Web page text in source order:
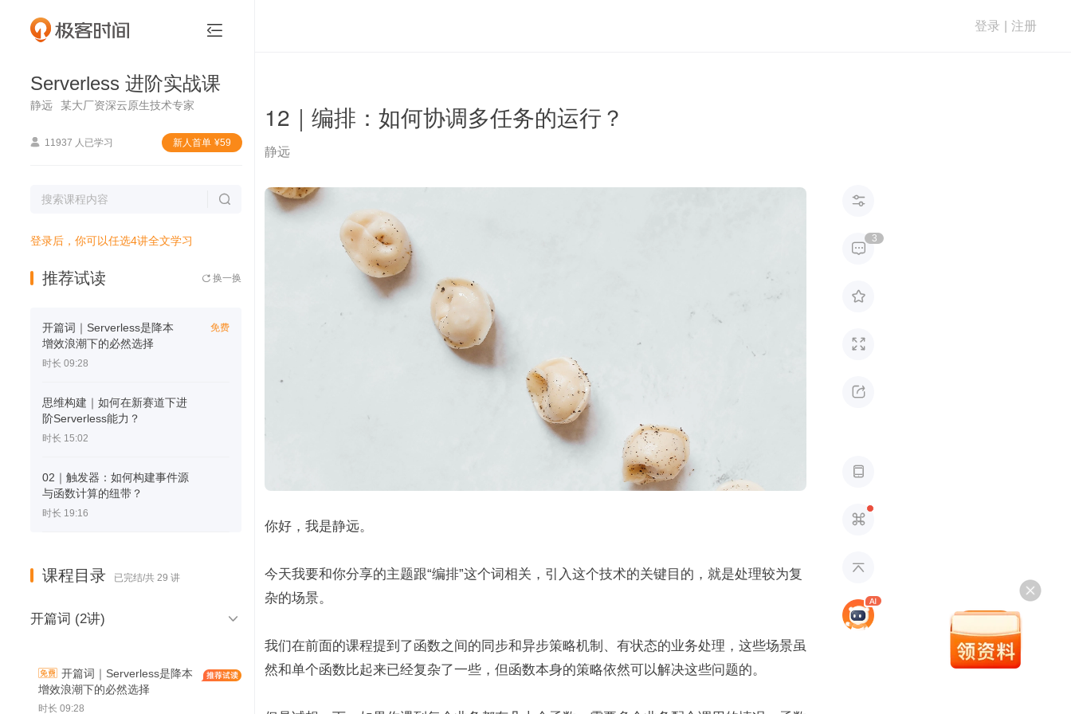

Serverless 进阶实战课
静远 某大厂资深云原生技术专家
 11937 人已学习 新⼈⾸单 ¥59

登录后，你可以任选4讲全文学习
推荐试读  换一换
开篇词｜Serverless是降本
增效浪潮下的必然选择
时长 09:28
免费
思维构建｜如何在新赛道下进
阶Serverless能力？
时长 15:02
02｜触发器：如何构建事件源
与函数计算的纽带？
时长 19:16
课程目录 已完结/共 29 讲
开篇词 (2讲) 
开篇词｜Serverless是降本
增效浪潮下的必然选择
时长 09:28
 Serverless 进阶实战课 登录 注册
12｜编排：如何协调多任务的运行？
静远
你好，我是静远。
今天我要和你分享的主题跟“编排”这个词相关，引入这个技术的关键目的，就是处理较为复
杂的场景。
我们在前面的课程提到了函数之间的同步和异步策略机制、有状态的业务处理，这些场景虽
然和单个函数比起来已经复杂了一些，但函数本身的策略依然可以解决这些问题的。


3





